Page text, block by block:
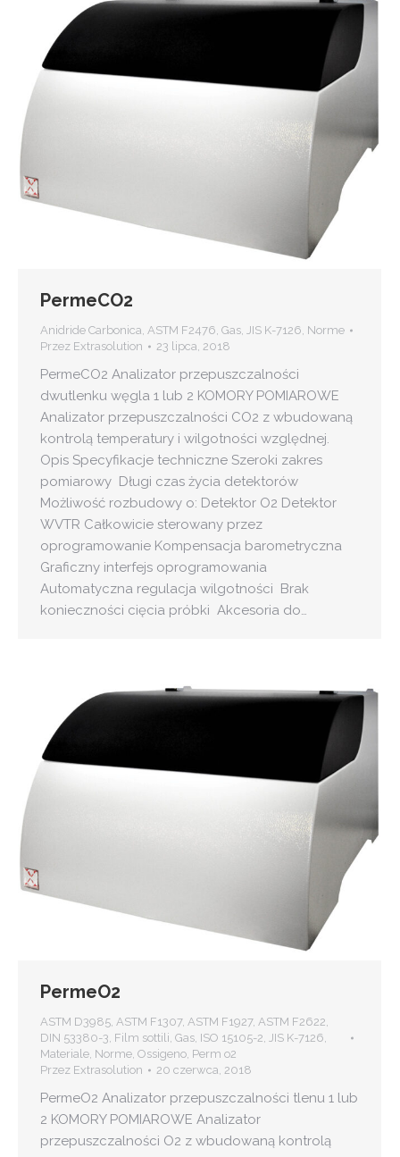
PermeCO2
Anidride Carbonica, ASTM F2476, Gas, JIS K-7126, Norme
Przez Extrasolution 23 lipca, 2018
PermeCO2 Analizator przepuszczalności
dwutlenku węgla 1 lub 2 KOMORY POMIAROWE
Analizator przepuszczalności CO2 z wbudowaną
kontrolą temperatury i wilgotności względnej.
Opis Specyfikacje techniczne Szeroki zakres
pomiarowy Długi czas życia detektorów
Możliwość rozbudowy o: Detektor O2 Detektor
WVTR Całkowicie sterowany przez
oprogramowanie Kompensacja barometryczna
Graficzny interfejs oprogramowania
Automatyczna regulacja wilgotności Brak
konieczności cięcia próbki Akcesoria do…
PermeO2
ASTM D3985, ASTM F1307, ASTM F1927, ASTM F2622,
DIN 53380-3, Film sottili, Gas, ISO 15105-2, JIS K-7126,
Materiale, Norme, Ossigeno, Perm o2
Przez Extrasolution 20 czerwca, 2018
PermeO2 Analizator przepuszczalności tlenu 1 lub
2 KOMORY POMIAROWE Analizator
przepuszczalności O2 z wbudowaną kontrolą